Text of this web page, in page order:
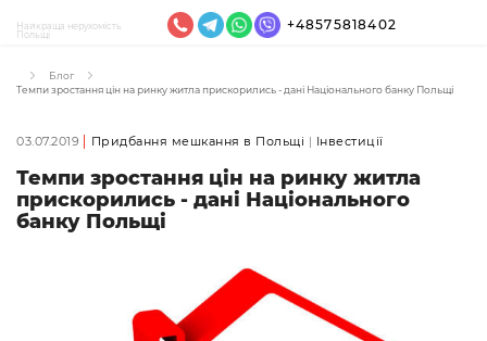
Найкраща нерухомість
Польщі
+48575818402
Блог
Темпи зростання цін на ринку житла прискорились - дані Національного банку Польщі
03.07.2019 Придбання мешкання в Польщі Інвестиції
Темпи зростання цін на ринку житла
прискорились - дані Національного
банку Польщі